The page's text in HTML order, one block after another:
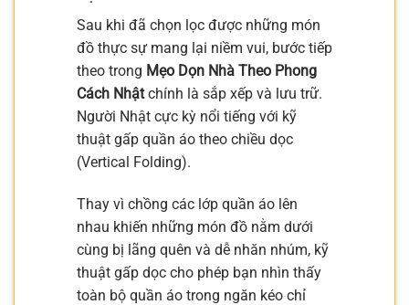
Sau khi đã chọn lọc được những món
đồ thực sự mang lại niềm vui, bước tiếp
theo trong Mẹo Dọn Nhà Theo Phong
Cách Nhậtchính là sắp xếp và lưu trữ.
Người Nhật cực kỳ nổi tiếng với kỹ
thuật gấp quần áo theo chiều dọc
(Vertical Folding).
Thay vì chồng các lớp quần áo lên
nhau khiến những món đồ nằm dưới
cùng bị lãng quên và dễ nhăn nhúm, kỹ
thuật gấp dọc cho phép bạn nhìn thấy
toàn bộ quần áo trong ngăn kéo chỉ